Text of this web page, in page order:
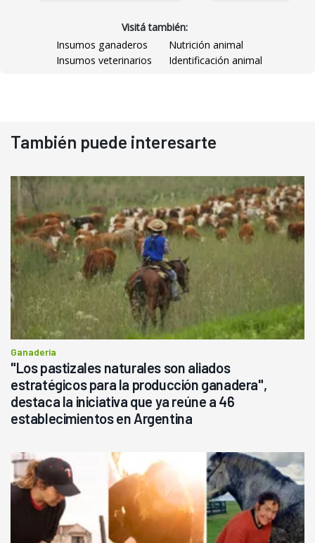
Visitá también:
Insumos ganaderos
Nutrición animal
Insumos veterinarios
Identificación animal
También puede interesarte
Ganadería
"Los pastizales naturales son aliados
estratégicos para la producción ganadera",
destaca la iniciativa que ya reúne a 46
establecimientos en Argentina